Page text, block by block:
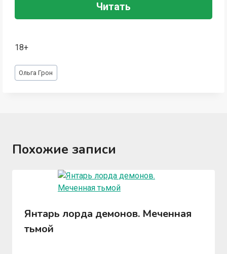
Читать
18+
Метки
записи:
Ольга Грон
Похожие записи
Янтарь лорда демонов. Меченная
тьмой